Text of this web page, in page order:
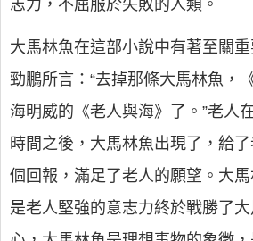
志力，不屈服於失敗的人類。
大馬林魚在這部小說中有著至關
勁鵬所言：“去掉那條大馬林魚，
海明威的《老人與海》了。”老人
時間之後，大馬林魚出現了，給
個回報，滿足了老人的願望。大
是老人堅強的意志力終於戰勝了